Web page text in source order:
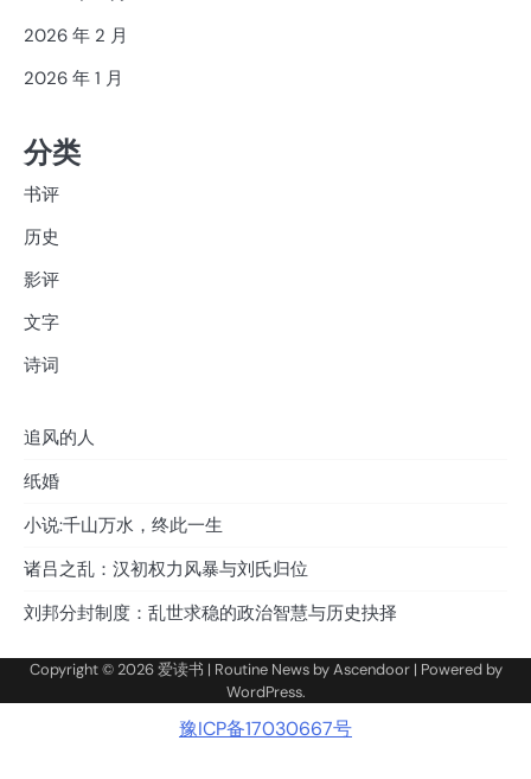
2026 年 2 月
2026 年 1 月
分类
书评
历史
影评
文字
诗词
追风的人
纸婚
小说:千山万水，终此一生
诸吕之乱：汉初权力风暴与刘氏归位
刘邦分封制度：乱世求稳的政治智慧与历史抉择
Copyright © 2026爱读书 | Routine News byAscendoor| Powered by
WordPress.
豫ICP备17030667号